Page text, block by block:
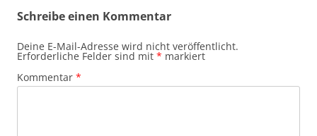
Schreibe einen Kommentar
Deine E-Mail-Adresse wird nicht veröffentlicht.
Erforderliche Felder sind mit * markiert
Kommentar *